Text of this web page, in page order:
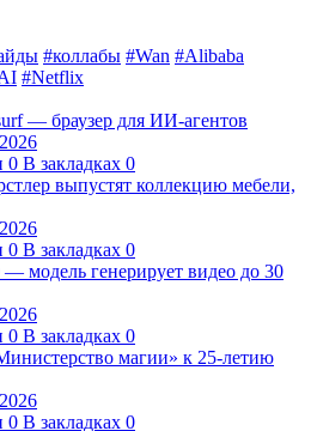
#коллабы #Wan #Alibaba
#Netflix
— браузер для ИИ-агентов
0 В закладках 0
выпустят коллекцию мебели,
0 В закладках 0
— модель генерирует видео до 30
0 В закладках 0
магии» к 25-летию
0 В закладках 0